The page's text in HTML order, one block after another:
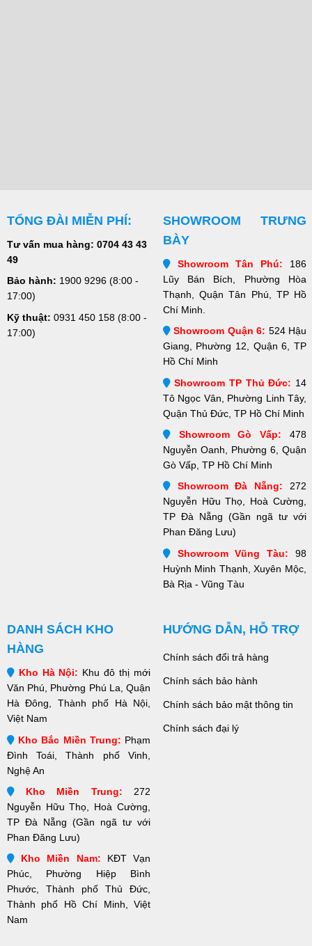
TỔNG ĐÀI MIỄN PHÍ:
Tư vấn mua hàng: 0704 43 43
49
Bảo hành: 1900 9296 (8:00 -
17:00)
Kỹ thuật: 0931 450 158(8:00 -
17:00)
SHOWROOM TRƯNG
BÀY
Showroom Tân Phú: 186
Lũy Bán Bích, Phường Hòa
Thạnh, Quận Tân Phú, TP Hồ
Chí Minh.
Showroom Quận 6: 524 Hậu
Giang, Phường 12, Quận 6, TP
Hồ Chí Minh
Showroom TP Thủ Đức: 14
Tô Ngọc Vân, Phường Linh Tây,
Quận Thủ Đức, TP Hồ Chí Minh
Showroom Gò Vấp: 478
Nguyễn Oanh, Phường 6, Quận
Gò Vấp, TP Hồ Chí Minh
Showroom Đà Nẵng: 272
Nguyễn Hữu Thọ, Hoà Cường,
TP Đà Nẵng (Gần ngã tư với
Phan Đăng Lưu)
Showroom Vũng Tàu: 98
Huỳnh Minh Thạnh, Xuyên Mộc,
Bà Rịa - Vũng Tàu
DANH SÁCH KHO
HÀNG
Kho Hà Nội: Khu đô thị mới
Văn Phú, Phường Phú La, Quận
Hà Đông, Thành phố Hà Nội,
Việt Nam
Kho Bắc Miền Trung: Phạm
Đình Toái, Thành phố Vinh,
Nghệ An
Kho Miền Trung:
272
Nguyễn Hữu Thọ, Hoà Cường,
TP Đà Nẵng (Gần ngã tư với
Phan Đăng Lưu)
Kho Miền Nam: KĐT Vạn
Phúc, Phường Hiệp Bình
Phước, Thành phố Thủ Đức,
Thành phố Hồ Chí Minh, Việt
Nam
HƯỚNG DẪN, HỖ TRỢ
Chính sách đổi trả hàng
Chính sách bảo hành
Chính sách bảo mật thông tin
Chính sách đại lý